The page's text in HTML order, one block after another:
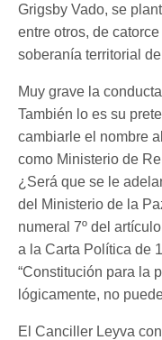
Grigsby Vado, se
entre otros, de
soberanía territorial
Muy grave la
También lo es su
cambiarle el nombre
como Ministerio de
¿Será que se le
del Ministerio de la
numeral 7º del
a la Carta Política de
“Constitución para la
lógicamente, no
El Canciller Leyva